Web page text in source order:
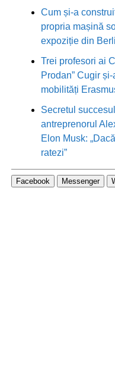
Cum și-a
propria mașină
expoziție din
Trei profesori ai
Prodan” Cugir
mobilități
Secretul
antreprenorul
Elon Musk:
ratezi”
Facebook Messenger